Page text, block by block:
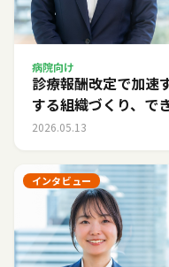
病院向け
診療報酬改定で加速
する組織づくり、で
2026.05.13
インタビュー